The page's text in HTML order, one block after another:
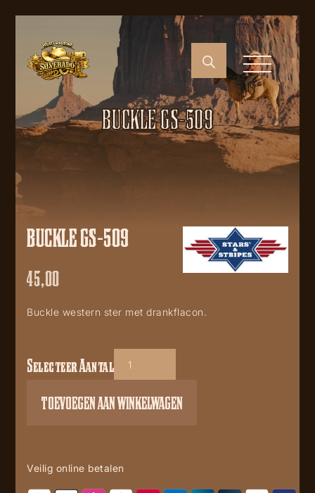
BUCKLE GS-509
BUCKLE GS-509
45,00
Buckle western ster met drankflacon.
Buckle
509
Selecteer Aantal
TOEVOEGEN AAN WINKELWAGEN
Veilig online betalen